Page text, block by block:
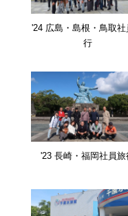
'24 広島・島根・鳥取社
行
'23 長崎・福岡社員旅